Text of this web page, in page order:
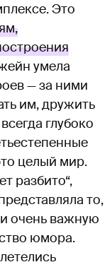
Это
умела
— за ними
им, дружить
глубоко
целый мир.
разбито“,
то,
очень важную
юмора.